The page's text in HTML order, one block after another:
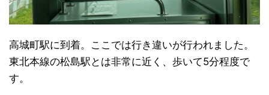
高城町駅に到着。ここでは行き違いが行われました。
東北本線の松島駅とは非常に近く、歩いて5分程度で
す。